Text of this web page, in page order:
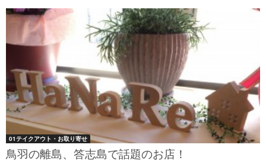
01テイクアウト・お取り寄せ
鳥羽の離島、答志島で話題のお店！